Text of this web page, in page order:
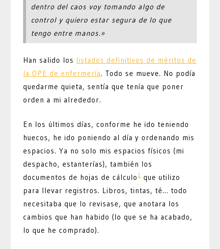
dentro del caos voy tomando algo de
control y quiero estar segura de lo que
tengo entre manos.»
Han salido los listados definitivos de méritos de
la OPE de enfermería. Todo se mueve. No podía
quedarme quieta, sentía que tenía que poner
orden a mi alrededor.
En los últimos días, conforme he ido teniendo
huecos, he ido poniendo al día y ordenando mis
espacios. Ya no solo mis espacios físicos (mi
despacho, estanterías), también los
documentos de hojas de cálculo1que utilizo
para llevar registros. Libros, tintas, té… todo
necesitaba que lo revisase, que anotara los
cambios que han habido (lo que se ha acabado,
lo que he comprado).